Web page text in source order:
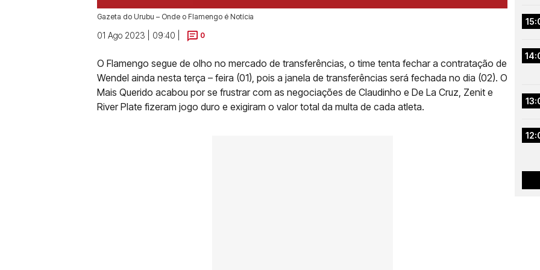
Gazeta do Urubu – Onde o Flamengo é Notícia
01 Ago 2023 | 09:40 | 0
O Flamengo segue de olho no mercado de transferências, o time tenta fechar a contratação de
Wendel ainda nesta terça – feira (01), pois a janela de transferências será fechada no dia (02). O
Mais Querido acabou por se frustrar com as negociações de Claudinho e De La Cruz, Zenit e
River Plate fizeram jogo duro e exigiram o valor total da multa de cada atleta.